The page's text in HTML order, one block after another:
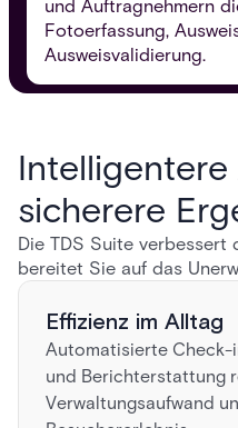
und Auftragnehmern
Fotoerfassung,
Ausweisvalidierung.
sicherere
Die TDS Suite
bereitet Sie auf das
Effizienz im Alltag
Automatisierte Check-
und Berichterstattung
Verwaltungsaufwand